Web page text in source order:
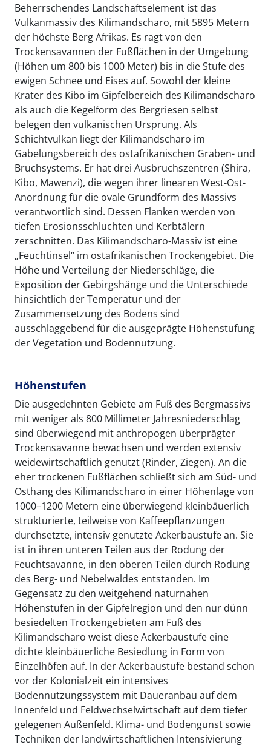
Beherrschendes Landschaftselement ist das
Vulkanmassiv des Kilimandscharo, mit 5895 Metern
der höchste Berg Afrikas. Es ragt von den
Trockensavannen der Fußflächen in der Umgebung
(Höhen um 800 bis 1000 Meter) bis in die Stufe des
ewigen Schnee und Eises auf. Sowohl der kleine
Krater des Kibo im Gipfelbereich des Kilimandscharo
als auch die Kegelform des Bergriesen selbst
belegen den vulkanischen Ursprung. Als
Schichtvulkan liegt der Kilimandscharo im
Gabelungsbereich des ostafrikanischen Graben- und
Bruchsystems. Er hat drei Ausbruchszentren (Shira,
Kibo, Mawenzi), die wegen ihrer linearen West-Ost-
Anordnung für die ovale Grundform des Massivs
verantwortlich sind. Dessen Flanken werden von
tiefen Erosionsschluchten und Kerbtälern
zerschnitten. Das Kilimandscharo-Massiv ist eine
„Feuchtinsel“ im ostafrikanischen Trockengebiet. Die
Höhe und Verteilung der Niederschläge, die
Exposition der Gebirgshänge und die Unterschiede
hinsichtlich der Temperatur und der
Zusammensetzung des Bodens sind
ausschlaggebend für die ausgeprägte Höhenstufung
der Vegetation und Bodennutzung.
Höhenstufen
Die ausgedehnten Gebiete am Fuß des Bergmassivs
mit weniger als 800 Millimeter Jahresniederschlag
sind überwiegend mit anthropogen überprägter
Trockensavanne bewachsen und werden extensiv
weidewirtschaftlich genutzt (Rinder, Ziegen). An die
eher trockenen Fußflächen schließt sich am Süd- und
Osthang des Kilimandscharo in einer Höhenlage von
1000–1200 Metern eine überwiegend kleinbäuerlich
strukturierte, teilweise von Kaffeepflanzungen
durchsetzte, intensiv genutzte Ackerbaustufe an. Sie
ist in ihren unteren Teilen aus der Rodung der
Feuchtsavanne, in den oberen Teilen durch Rodung
des Berg- und Nebelwaldes entstanden. Im
Gegensatz zu den weitgehend naturnahen
Höhenstufen in der Gipfelregion und den nur dünn
besiedelten Trockengebieten am Fuß des
Kilimandscharo weist diese Ackerbaustufe eine
dichte kleinbäuerliche Besiedlung in Form von
Einzelhöfen auf. In der Ackerbaustufe bestand schon
vor der Kolonialzeit ein intensives
Bodennutzungssystem mit Daueranbau auf dem
Innenfeld und Feldwechselwirtschaft auf dem tiefer
gelegenen Außenfeld. Klima- und Bodengunst sowie
Techniken der landwirtschaftlichen Intensivierung